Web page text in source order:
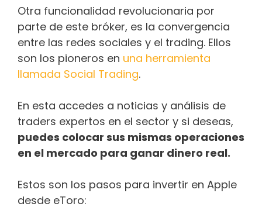
Otra funcionalidad revolucionaria por
parte de este bróker, es la convergencia
entre las redes sociales y el trading. Ellos
son los pioneros en una herramienta
llamada Social Trading.
En esta accedes a noticias y análisis de
traders expertos en el sector y si deseas,
puedes colocar sus mismas operaciones
en el mercado para ganar dinero real.
Estos son los pasos para invertir en Apple
desde eToro: